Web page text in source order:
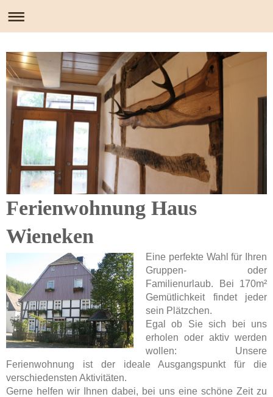
Ferienwohnung Haus
Wieneken
Eine perfekte Wahl für Ihren
Gruppen- oder
Familienurlaub. Bei 170m²
Gemütlichkeit findet jeder
sein Plätzchen.
Egal ob Sie sich bei uns
erholen oder aktiv werden
wollen: Unsere
Ferienwohnung ist der ideale Ausgangspunkt für die
verschiedensten Aktivitäten.
Gerne helfen wir Ihnen dabei, bei uns eine schöne Zeit zu